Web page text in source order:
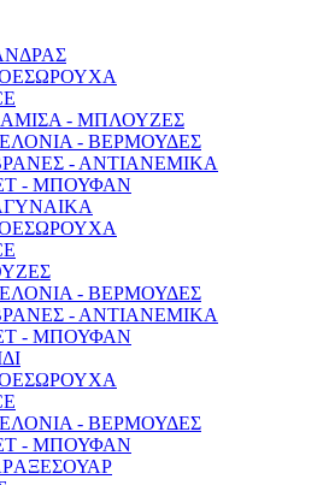
- ΜΠΛΟΥΖΕΣ
- ΒΕΡΜΟΥΔΕΣ
- ΑΝΤΙΑΝΕΜΙΚΑ
- ΜΠΟΥΦΑΝ
ΓΥΝΑΙΚΑ
- ΒΕΡΜΟΥΔΕΣ
- ΑΝΤΙΑΝΕΜΙΚΑ
- ΜΠΟΥΦΑΝ
- ΒΕΡΜΟΥΔΕΣ
- ΜΠΟΥΦΑΝ
ΑΞΕΣΟΥΑΡ